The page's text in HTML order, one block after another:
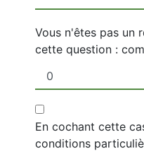
Vous n'êtes pas un
cette question :
En cochant cette
conditions